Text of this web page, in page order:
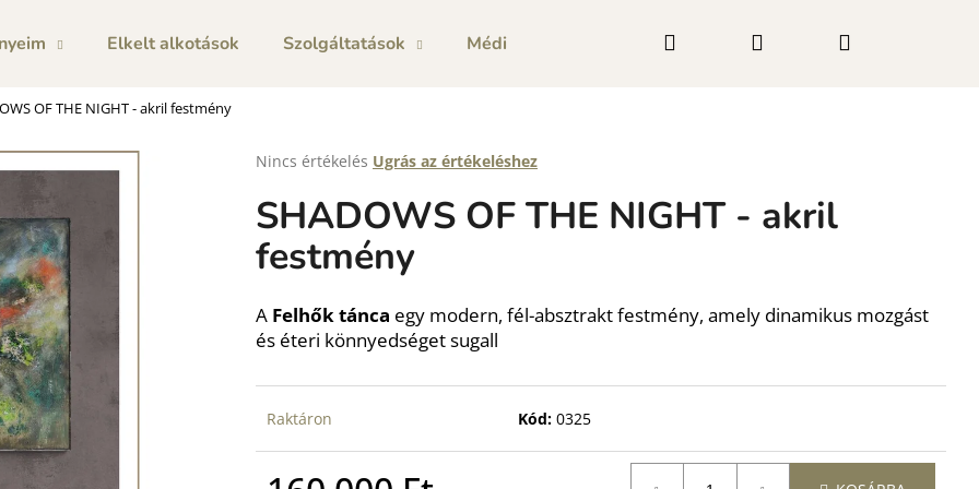
Elkelt alkotások Szolgáltatások Média megjelenések Kapcsolat
Keresés Bejelentkezés
OF THE NIGHT - akril festmény
A
átlagos
értékelése
5-
ből
csillag.
Nincs értékelés Ugrás az értékeléshez
SHADOWS OF THE NIGHT - akril
festmény
A Felhők tánca egy modern, fél-absztrakt festmény, amely dinamikus mozgást
és éteri könnyedséget sugall
Raktáron Kód: 0325
Mit keres?
KERESÉS